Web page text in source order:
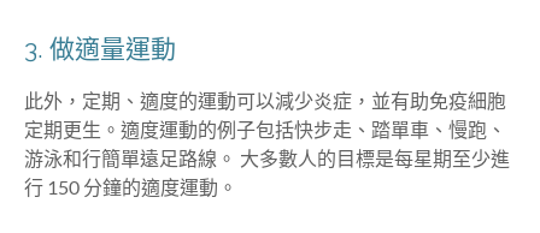
3. 做適量運動
此外，定期、適度的運動可以減少炎症，並有助免疫細胞
定期更生。適度運動的例子包括快步走、踏單車、慢跑、
游泳和行簡單遠足路線。 大多數人的目標是每星期至少進
行 150 分鐘的適度運動。